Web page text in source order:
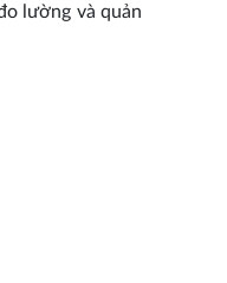
lường và quản